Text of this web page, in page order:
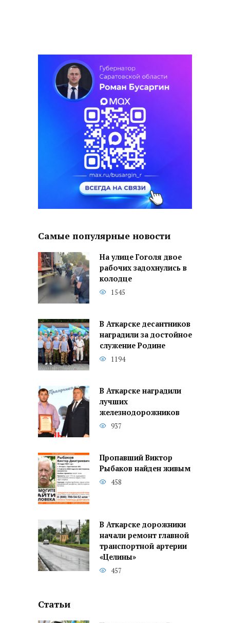
Самые популярные новости
На улице Гоголя двое
рабочих задохнулись в
колодце
1545
В Аткарске десантников
наградили за достойное
служение Родине
1194
В Аткарске наградили
лучших
железнодорожников
937
Пропавший Виктор
Рыбаков найден живым
458
В Аткарске дорожники
начали ремонт главной
транспортной артерии
«Целины»
457
Статьи